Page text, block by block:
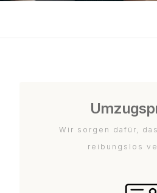
Wir sorgen dafür,
reibungslos